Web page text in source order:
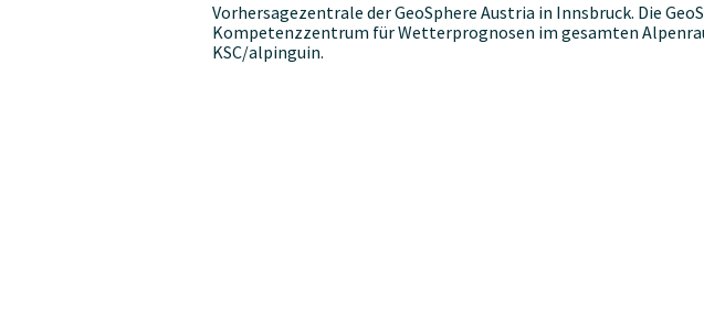
Vorhersagezentrale der GeoSphere Austria in Innsbruck. Die
Kompetenzzentrum für Wetterprognosen im gesamten
KSC/alpinguin.